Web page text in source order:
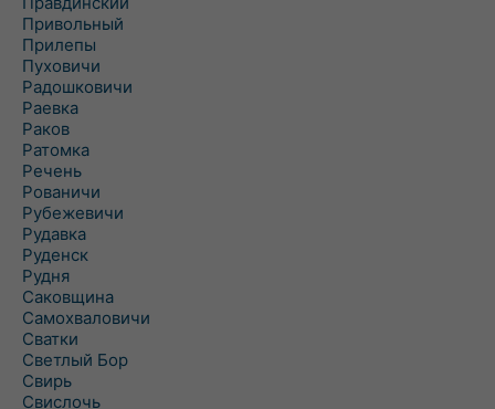
Привольный
Прилепы
Пуховичи
Радошковичи
Раевка
Раков
Ратомка
Речень
Рованичи
Рубежевичи
Рудавка
Руденск
Рудня
Саковщина
Самохваловичи
Сватки
Светлый Бор
Свирь
Свислочь